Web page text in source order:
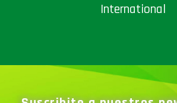
International